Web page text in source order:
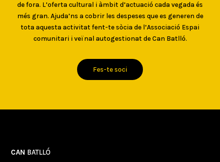
de fora. L’oferta cultural i àmbit d’actuació cada vegada és
més gran. Ajuda’ns a cobrir les despeses que es generen de
tota aquesta activitat fent-te sòcia de l’Associació Espai
comunitari i veïnal autogestionat de Can Batlló.
Fes-te soci
CAN BATLLÓ